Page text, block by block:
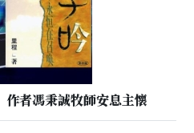
者馮秉誠牧師安息主懷